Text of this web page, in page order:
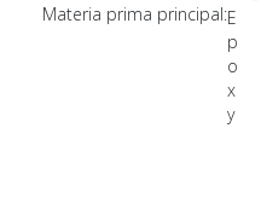
Materia prima principal:E
p
o
x
y